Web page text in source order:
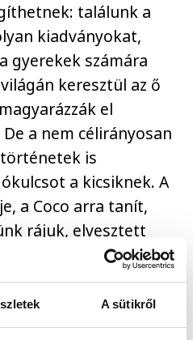
A sütikről
találunk a
kiadványokat,
gyerekek számára
keresztül az ő
el
a nem célirányosan
is
a kicsiknek. A
a Coco arra tanít,
rájuk, elvesztett
el teljesen. A
Oroszlánkirály
is nyújt: beszél
közül néznek